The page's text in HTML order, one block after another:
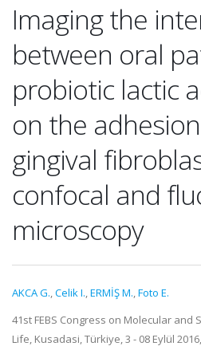
Imaging the
between oral
probiotic lactic
on the
gingival
confocal and
microscopy
AKCA G.,Celik I.,ERMİŞ M.,Foto E.
41st FEBS Congress on Molecular and
Life, Kusadasi, Türkiye, 3 - 08 Eylül